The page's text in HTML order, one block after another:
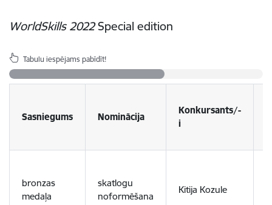
WorldSkills 2022Special edition
Tabulu iespējams pabīdīt!
Sasniegums Nominācija
Konkursants/-
i
bronzas
medaļa
skatlogu
noformēšana
Kitija Kozule